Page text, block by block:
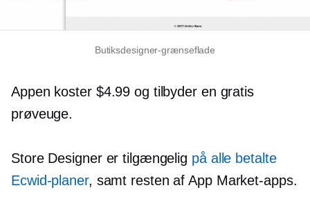
Butiksdesigner-grænseflade
Appen koster $4.99 og tilbyder en gratis
prøveuge.
Store Designer er tilgængelig på alle betalte
Ecwid-planer, samt resten af ​​App Market-apps.